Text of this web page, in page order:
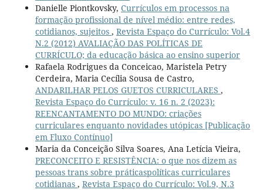
Danielle Piontkovsky, Currículos em processos na
formação profissional de nível médio: entre redes,
cotidianos, sujeitos , Revista Espaço do Currículo: Vol.4
N.2 (2012) AVALIAÇÃO DAS POLÍTICAS DE
CURRÍCULO; da educação básica ao ensino superior
Rafaela Rodrigues da Conceicao, Maristela Petry
Cerdeira, Maria Cecília Sousa de Castro,
ANDARILHAR PELOS GUETOS CURRICULARES ,
Revista Espaço do Currículo: v. 16 n. 2 (2023):
REENCANTAMENTO DO MUNDO: criações
curriculares enquanto novidades utópicas [Publicação
em Fluxo Contínuo]
Maria da Conceição Silva Soares, Ana Letícia Vieira,
PRECONCEITO E RESISTÊNCIA: o que nos dizem as
pessoas trans sobre práticaspolíticas curriculares
cotidianas , Revista Espaço do Currículo: Vol.9, N.3